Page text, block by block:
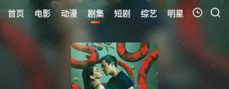
首页 电影 动漫 剧集 短剧 综艺 明星 周表
我的观影记录